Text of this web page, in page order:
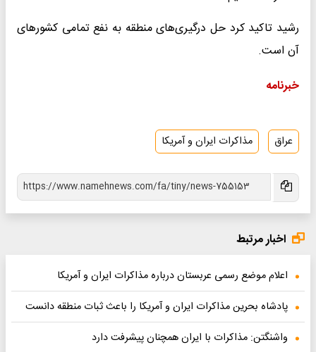
رشید تاکید کرد حل درگیری‌های منطقه به نفع تمامی کشورهای
آن است.
خبرنامه
عراق مذاکرات ایران و آمریکا
اخبار مرتبط
اعلام موضع رسمی عربستان درباره مذاکرات ایران و آمریکا
پادشاه بحرین مذاکرات ایران و آمریکا را باعث ثبات منطقه دانست
واشنگتن: مذاکرات با ایران همچنان پیشرفت دارد